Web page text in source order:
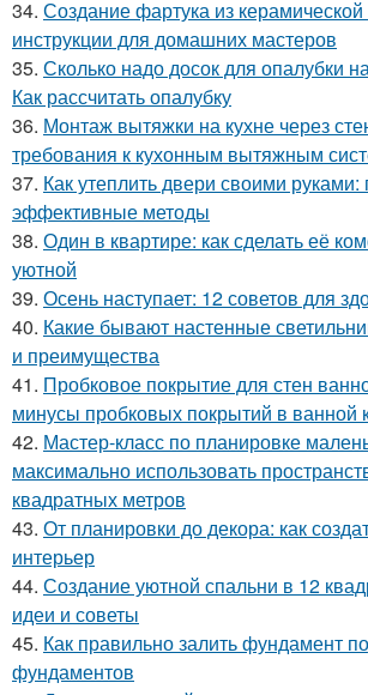
34. Создание фартука из
инструкции для домашних мастеров
35. Сколько надо досок для опалубки
Как рассчитать опалубку
36. Монтаж вытяжки на кухне через
требования к кухонным вытяжным
37. Как утеплить двери своими руками:
эффективные методы
38. Один в квартире: как сделать её
уютной
39. Осень наступает: 12 советов для
40. Какие бывают настенные
и преимущества
41. Пробковое покрытие для стен
минусы пробковых покрытий в ванной
42. Мастер-класс по планировке
максимально использовать
квадратных метров
43. От планировки до декора: как
интерьер
44. Создание уютной спальни в 12
идеи и советы
45. Как правильно залить фундамент
фундаментов